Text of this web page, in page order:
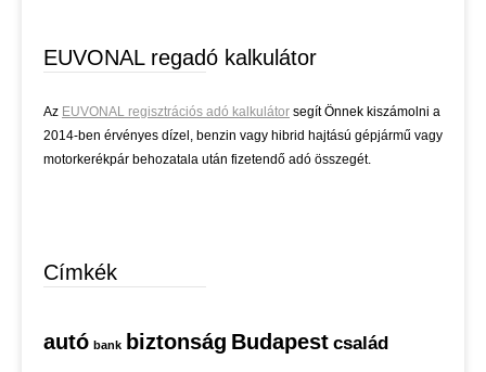
EUVONAL regadó kalkulátor
Az EUVONAL regisztrációs adó kalkulátor segít Önnek kiszámolni a
2014-ben érvényes dízel, benzin vagy hibrid hajtású gépjármű vagy
motorkerékpár behozatala után fizetendő adó összegét.
Címkék
autó bank biztonság Budapest család